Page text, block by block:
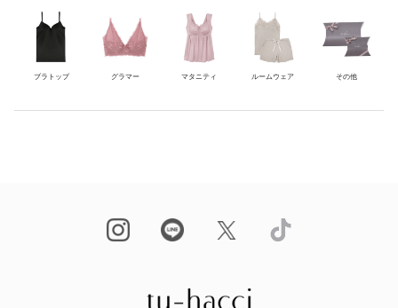
ブラトップ グラマー マタニティ ルームウェア その他